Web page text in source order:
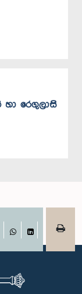
හා රෙගුලාසි
WhatsAppLinkedIn